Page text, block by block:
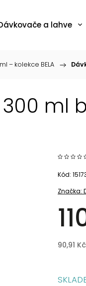
a lahve
– kolekce BELA /
ml
Značka:
90,91
Kód: